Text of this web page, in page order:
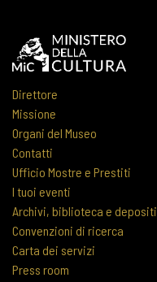
Direttore
Missione
Organi del Museo
Contatti
Ufficio Mostre e Prestiti
I tuoi eventi
Archivi, biblioteca e depositi
Convenzioni di ricerca
Carta dei servizi
Press room